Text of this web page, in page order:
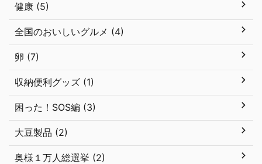
健康 (5)
全国のおいしいグルメ (4)
卵 (7)
収納便利グッズ (1)
困った！SOS編 (3)
大豆製品 (2)
奥様１万人総選挙 (2)